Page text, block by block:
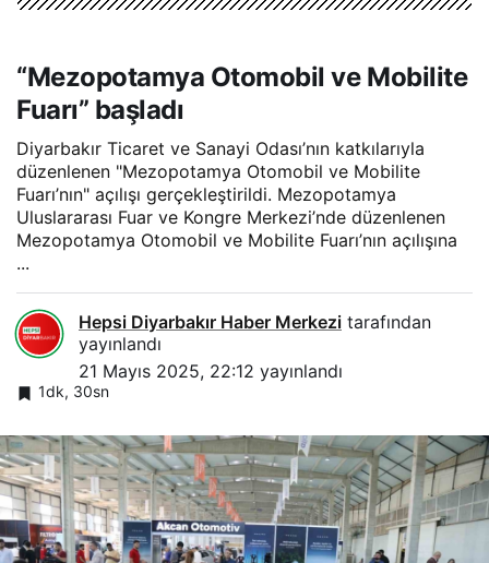
“Mezopotamya Otomobil ve Mobilite
Fuarı” başladı
Diyarbakır Ticaret ve Sanayi Odası’nın katkılarıyla
düzenlenen "Mezopotamya Otomobil ve Mobilite
Fuarı’nın" açılışı gerçekleştirildi. Mezopotamya
Uluslararası Fuar ve Kongre Merkezi’nde düzenlenen
Mezopotamya Otomobil ve Mobilite Fuarı’nın açılışına
...
Hepsi Diyarbakır Haber Merkezi tarafından
yayınlandı
21 Mayıs 2025, 22:12 yayınlandı
1dk, 30sn